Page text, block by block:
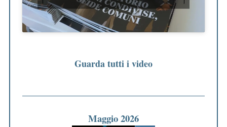
Guarda tutti i video
Maggio 2026